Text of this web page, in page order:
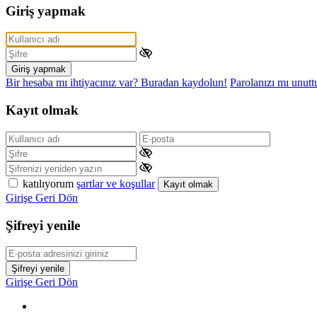
Giriş yapmak
Giriş yapmak
Bir hesaba mı ihtiyacınız var? Buradan kaydolun! Parolanızı mı
Kayıt olmak
katılıyorum şartlar ve koşullar Kayıt olmak
Girişe Geri Dön
Şifreyi yenile
Şifreyi yenile
Girişe Geri Dön